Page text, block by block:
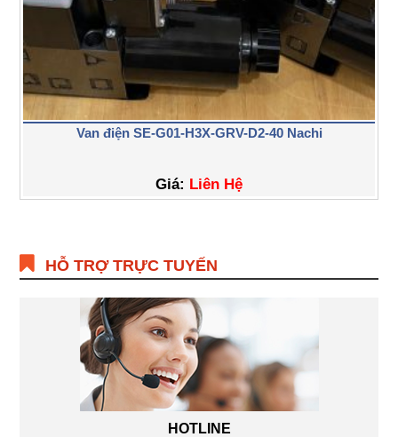
Van điện SE-G01-H3X-GRV-D2-40 Nachi
Giá: Liên Hệ
HỖ TRỢ TRỰC TUYẾN
HOTLINE